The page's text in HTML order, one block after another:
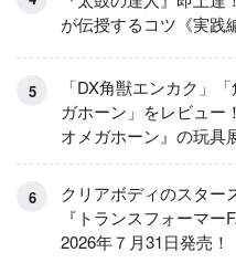
が伝授するコツ《実践
「DX角獣エンカク」
ガホーン」をレビュ
オメガホーン』の玩具
クリアボディのスタ
『トランスフォーマー
2026年７月31日発売！